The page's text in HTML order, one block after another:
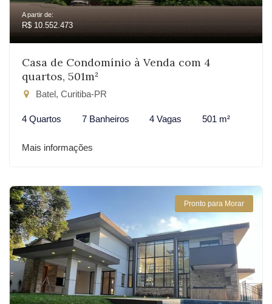
A partir de:
R$ 10.552.473
Casa de Condomínio à Venda com 4
quartos, 501m²
Batel, Curitiba-PR
4 Quartos 7 Banheiros 4 Vagas 501 m²
Mais informações
Pronto para Morar